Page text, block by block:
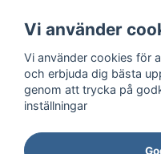
Tjänster
Kontakt
Projekt
Vi använder
Vi använder cookies för
och erbjuda dig bästa
genom att trycka på
inställningar